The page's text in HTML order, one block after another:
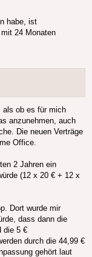
habe, ist
24 Monaten
als ob es für mich
anzunehmen, auch
Die neuen Verträge
Office.
2 Jahren ein
(12 x 20 € + 12 x
Dort wurde mir
dass dann die
die 5 €
durch die 44,99 €
gehört laut